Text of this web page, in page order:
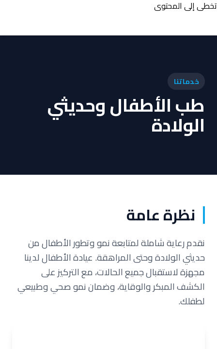
تخطي إلى المحتوى
خدماتنا
طب الأطفال وحديثي
الولادة
نظرة عامة
نقدم رعاية شاملة لمتابعة نمو وتطور الأطفال من
حديثي الولادة وحتى المراهقة. عيادة الأطفال لدينا
مجهزة لاستقبال جميع الحالات، مع التركيز على
الكشف المبكر والوقاية، وضمان نمو صحي وطبيعي
لطفلك.